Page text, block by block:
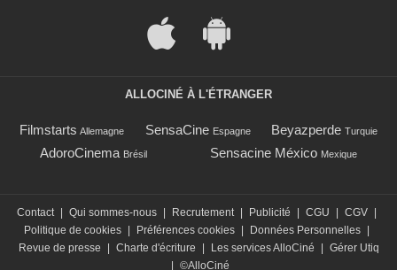
ALLOCINÉ À L'ÉTRANGER
Filmstarts Allemagne SensaCine Espagne Beyazperde Turquie
AdoroCinema Brésil Sensacine México Mexique
Contact Qui sommes-nous Recrutement Publicité CGU CGV
Politique de cookies
Préférences cookies Données Personnelles
Revue de presse
Charte d'écriture Les services AlloCiné
Gérer Utiq
©AlloCiné